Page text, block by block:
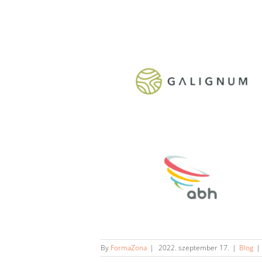
By FormaZona | 2022. szeptember 17. | Blog |